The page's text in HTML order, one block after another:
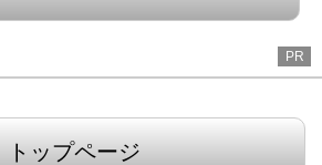
PR
トップページ